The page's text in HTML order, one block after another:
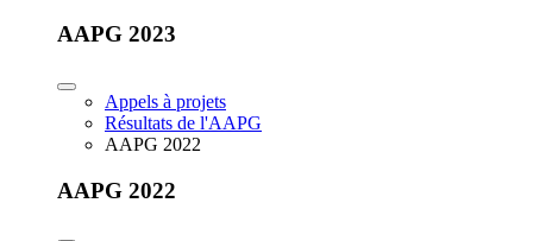
AAPG 2023
Appels à projets
Résultats de l'AAPG
AAPG 2022
AAPG 2022